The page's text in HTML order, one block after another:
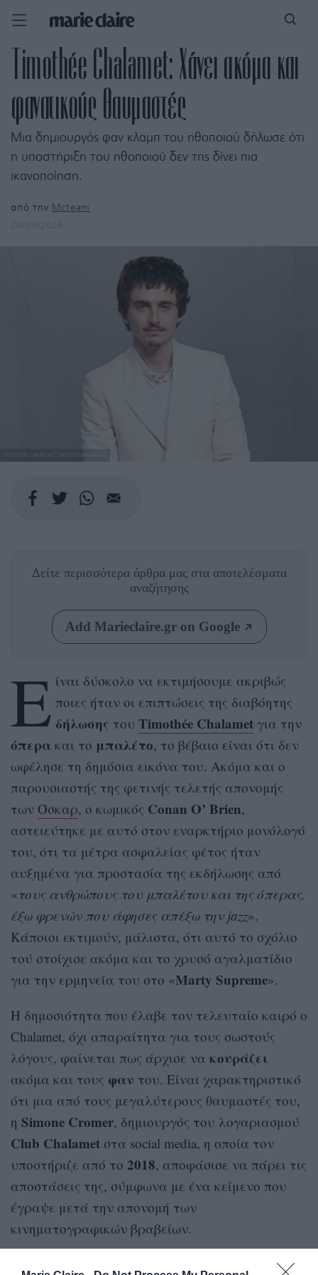
Timothée Chalamet: Χάνει ακόμα και
φανατικούς θαυμαστές
Μια δημιουργός φαν κλαμπ του ηθοποιού δήλωσε ότι
η υποστήριξη του ηθοποιού δεν της δίνει πια
ικανοποίηση.
από την Mcteam
PHOTO BY JAMIE MCCARTHY/WIREIMAGE
Δείτε περισσότερα άρθρα μας στα αποτελέσματα
αναζήτησης
Add Marieclaire.gr on Google
Ε ίναι δύσκολο να εκτιμήσουμε ακριβώς
ποιες ήταν οι επιπτώσεις της διαβόητης
δήλωσης του Timothée Chalametγια την
όπερα και το μπαλέτο, το βέβαιο είναι ότι δεν
ωφέλησε τη δημόσια εικόνα του. Ακόμα και ο
παρουσιαστής της φετινής τελετής απονομής
των Όσκαρ, ο κωμικός Conan O’ Brien,
αστειεύτηκε με αυτό στον εναρκτήριο μονόλογό
του, ότι τα μέτρα ασφαλείας φέτος ήταν
αυξημένα για προστασία της εκδήλωσης από
«τους ανθρώπους του μπαλέτου και της όπερας,
έξω φρενών που άφησες απέξω την jazz».
Κάποιοι εκτιμούν, μάλιστα, ότι αυτό το σχόλιο
τού στοίχισε ακόμα και το χρυσό αγαλματίδιο
για την ερμηνεία του στο «Marty Supreme».
Η δημοσιότητα που έλαβε τον τελευταίο καιρό ο
Chalamet, όχι απαραίτητα για τους σωστούς
λόγους, φαίνεται πως άρχισε να κουράζει
ακόμα και τους φαν του. Είναι χαρακτηριστικό
ότι μια από τους μεγαλύτερους θαυμαστές του,
η Simone Cromer, δημιουργός του λογαριασμού
Club Chalamet στα social media, η οποία τον
υποστήριζε από το 2018, αποφάσισε να πάρει τις
αποστάσεις της, σύμφωνα με ένα κείμενο που
έγραψε μετά την απονομή των
κινηματογραφικών βραβείων.
Όπως ισχυρίστηκε η Cromer, αποφάσισε να κάνει